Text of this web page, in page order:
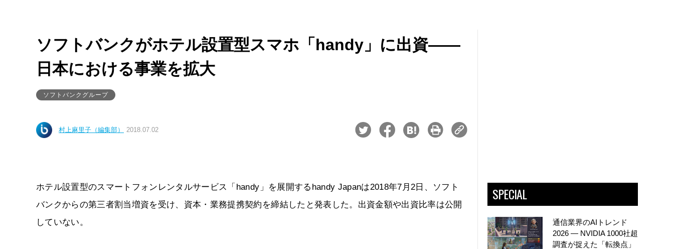
ソフトバンクがホテル設置型スマホ「handy」に出資――
日本における事業を拡大
ソフトバンクグループ
村上麻里子（編集部） 2018.07.02
ホテル設置型のスマートフォンレンタルサービス「handy」を展開するhandy Japanは2018年7月2日、ソフト
バンクからの第三者割当増資を受け、資本・業務提携契約を締結したと発表した。出資金額や出資比率は公開
していない。
SPECIAL
通信業界のAIトレンド
2026 ― NVIDIA 1000社超
調査が捉えた「転換点」